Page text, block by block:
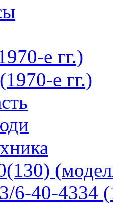
е гг.)
е гг.)
6-40-4334